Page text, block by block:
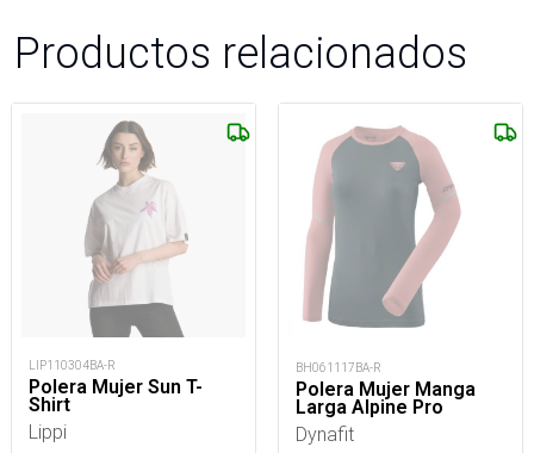
Productos relacionados
LIP110304BA-R
Polera Mujer Sun T-
Shirt
Lippi
BH061117BA-R
Polera Mujer Manga
Larga Alpine Pro
Dynafit